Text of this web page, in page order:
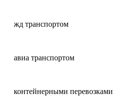
жд транспортом
авиа транспортом
контейнерными перевозками